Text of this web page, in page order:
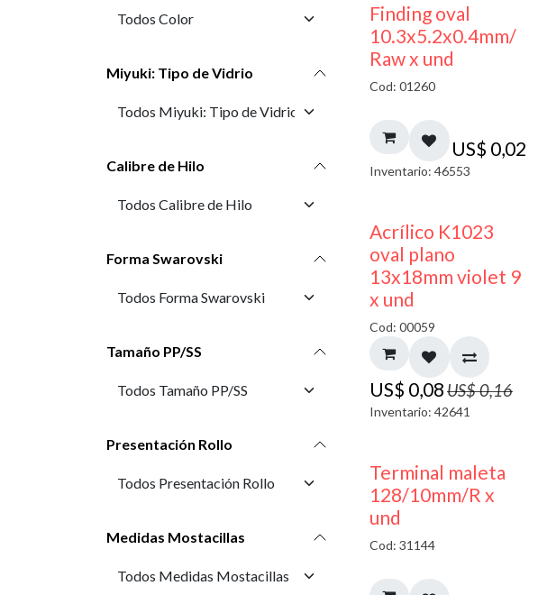
Miyuki: Tipo de Vidrio
Calibre de Hilo
Forma Swarovski
Tamaño PP/SS
Presentación Rollo
Medidas Mostacillas
Finding oval
10.3x5.2x0.4mm/
Raw x und
Cod: 01260
US$ 0,02
Inventario: 46553
50% DESCUENTO
Acrílico K1023
oval plano
13x18mm violet 9
x und
Cod: 00059
US$ 0,08US$0,16
Inventario: 42641
Terminal maleta
128/10mm/R x
und
Cod: 31144